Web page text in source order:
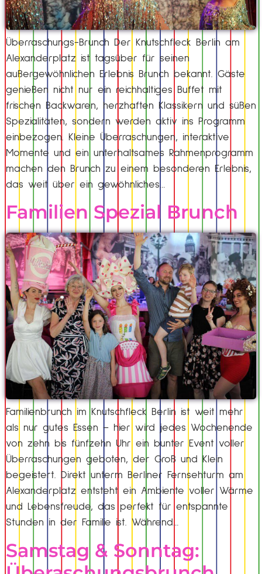
Überraschungs-Brunch Der Knutschfleck Berlin am
Alexanderplatz ist tagsüber für seinen
außergewöhnlichen Erlebnis Brunch bekannt. Gäste
genießen nicht nur ein reichhaltiges Buffet mit
frischen Backwaren, herzhaften Klassikern und süßen
Spezialitäten, sondern werden aktiv ins Programm
einbezogen. Kleine Überraschungen, interaktive
Momente und ein unterhaltsames Rahmenprogramm
machen den Brunch zu einem besonderen Erlebnis,
das weit über ein gewöhnliches…
Familien Spezial Brunch
Familienbrunch im Knutschfleck Berlin ist weit mehr
als nur gutes Essen – hier wird jedes Wochenende
von zehn bis fünfzehn Uhr ein bunter Event voller
Überraschungen geboten, der Groß und Klein
begeistert. Direkt unterm Berliner Fernsehturm am
Alexanderplatz entsteht ein Ambiente voller Wärme
und Lebensfreude, das perfekt für entspannte
Stunden in der Familie ist. Während…
Samstag & Sonntag: